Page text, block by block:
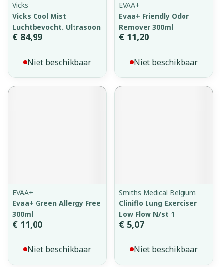
Vicks
Vicks Cool Mist
Luchtbevocht. Ultrasoon
€ 84,99
Niet beschikbaar
EVAA+
Evaa+ Friendly Odor
Remover 300ml
€ 11,20
Niet beschikbaar
EVAA+
Evaa+ Green Allergy Free
300ml
€ 11,00
Niet beschikbaar
Smiths Medical Belgium
Cliniflo Lung Exerciser
Low Flow N/st 1
€ 5,07
Niet beschikbaar